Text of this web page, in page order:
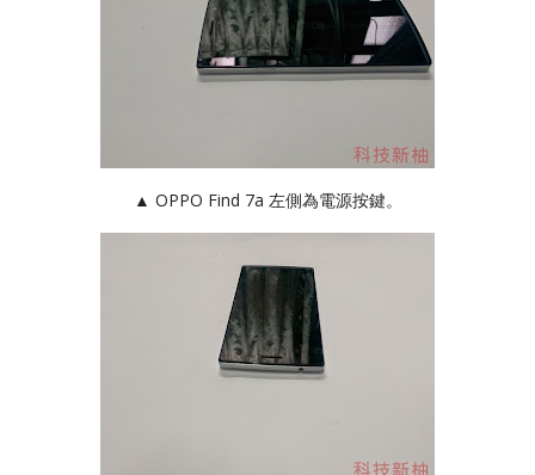
▲ OPPO Find 7a 左側為電源按鍵。